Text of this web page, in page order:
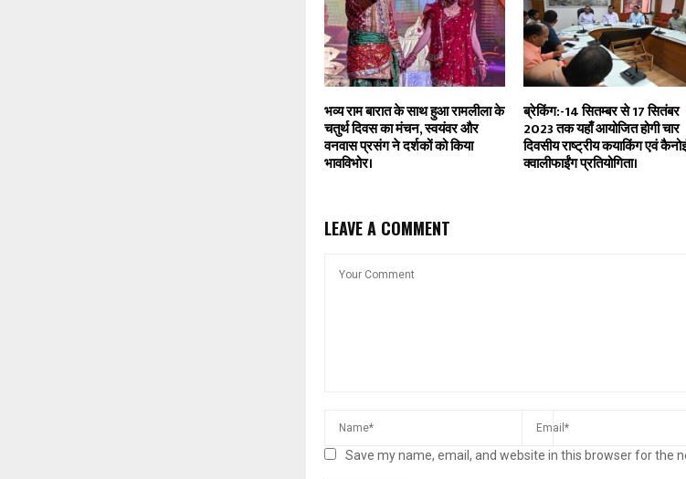
भव्य राम बारात के साथ हुआ रामलीला के
चतुर्थ दिवस का मंचन, स्वयंवर और
वनवास प्रसंग ने दर्शकों को किया
भावविभोर।
ब्रेकिंग:-14 सितम्बर से 17 सितंबर
2023 तक यहाँ आयोजित होगी चार
दिवसीय राष्ट्रीय कयाकिंग एवं
क्वालीफाईंग प्रतियोगिता।
LEAVE A COMMENT
Save my name, email, and website in this browser for the